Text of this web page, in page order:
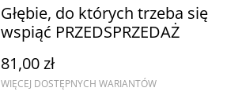
Głębie, do których trzeba się
wspiąć PRZEDSPRZEDAŻ
81,00 zł
WIĘCEJ DOSTĘPNYCH WARIANTÓW